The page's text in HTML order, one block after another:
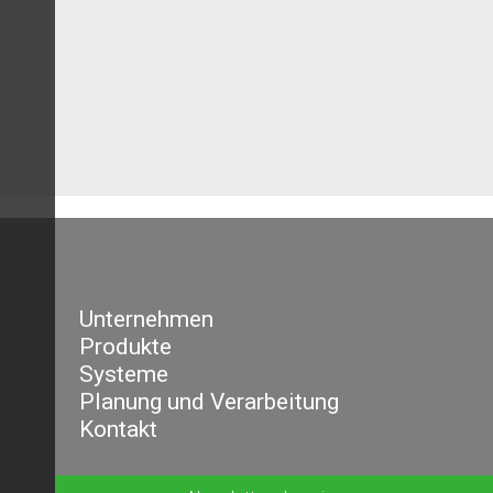
Unternehmen
Produkte
Systeme
Planung und Verarbeitung
Kontakt